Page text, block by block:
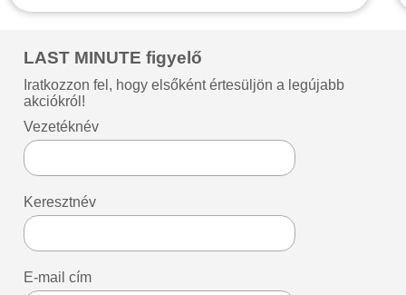
LAST MINUTE figyelő
Iratkozzon fel, hogy elsőként értesüljön a legújabb
akciókról!
Vezetéknév
Keresztnév
E-mail cím